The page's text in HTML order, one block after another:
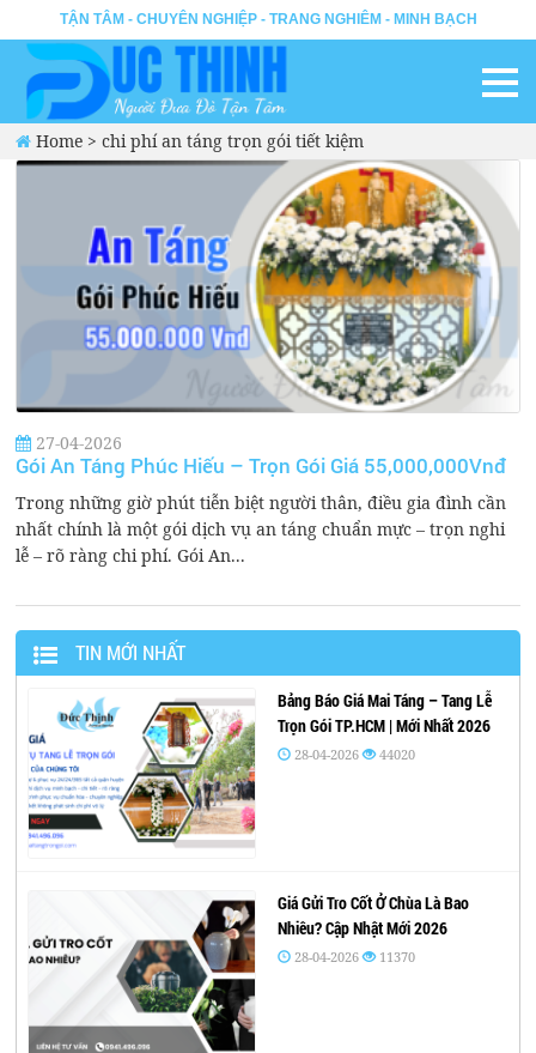
TẬN TÂM - CHUYÊN NGHIỆP - TRANG NGHIÊM - MINH BẠCH
Home >chi phí an táng trọn gói tiết kiệm
27-04-2026
Gói An Táng Phúc Hiếu – Trọn Gói Giá 55,000,000Vnđ
Trong những giờ phút tiễn biệt người thân, điều gia đình cần
nhất chính là một gói dịch vụ an táng chuẩn mực – trọn nghi
lễ – rõ ràng chi phí. Gói An...
TIN MỚI NHẤT
Bảng Báo Giá Mai Táng – Tang Lễ
Trọn Gói TP.HCM | Mới Nhất 2026
28-04-2026 44020
Giá Gửi Tro Cốt Ở Chùa Là Bao
Nhiêu? Cập Nhật Mới 2026
28-04-2026 11370